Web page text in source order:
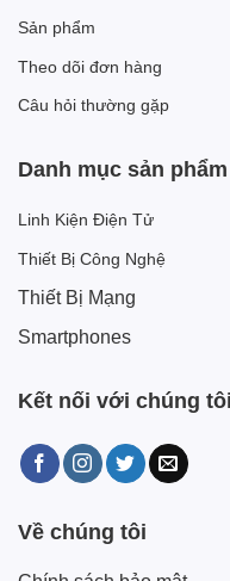
Sản phẩm
Theo dõi đơn hàng
Câu hỏi thường gặp
Danh mục sản phẩm
Linh Kiện Điện Tử
Thiết Bị Công Nghệ
Thiết Bị Mạng
Smartphones
Kết nối với chúng tôi
Về chúng tôi